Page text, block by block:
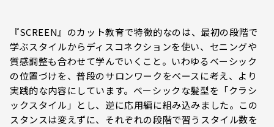
『SCREEN』のカット教育で特徴的なのは、最初の段階で
学ぶスタイルからディスコネクションを使い、セニングや
質感調整も合わせて学んでいくこと。いわゆるベーシック
の位置づけを、普段のサロンワークをベースに考え、より
実践的な内容にしています。ベーシックな髪型を「クラシ
ックスタイル」とし、逆に応用編に組み込みました。この
スタンスは変えずに、それぞれの段階で習うスタイル数を